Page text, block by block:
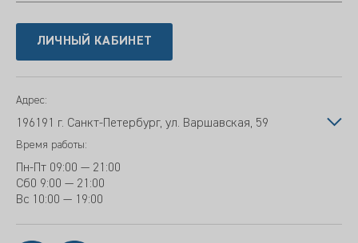
ЛИЧНЫЙ КАБИНЕТ
Адрес:
196191 г. Санкт-Петербург, ул. Варшавская, 59
Время работы:
Пн-Пт 09:00 — 21:00
Сб0 9:00 — 21:00
Вс 10:00 — 19:00